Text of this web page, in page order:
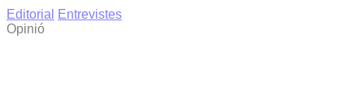
Editorial
Entrevistes
Opinió